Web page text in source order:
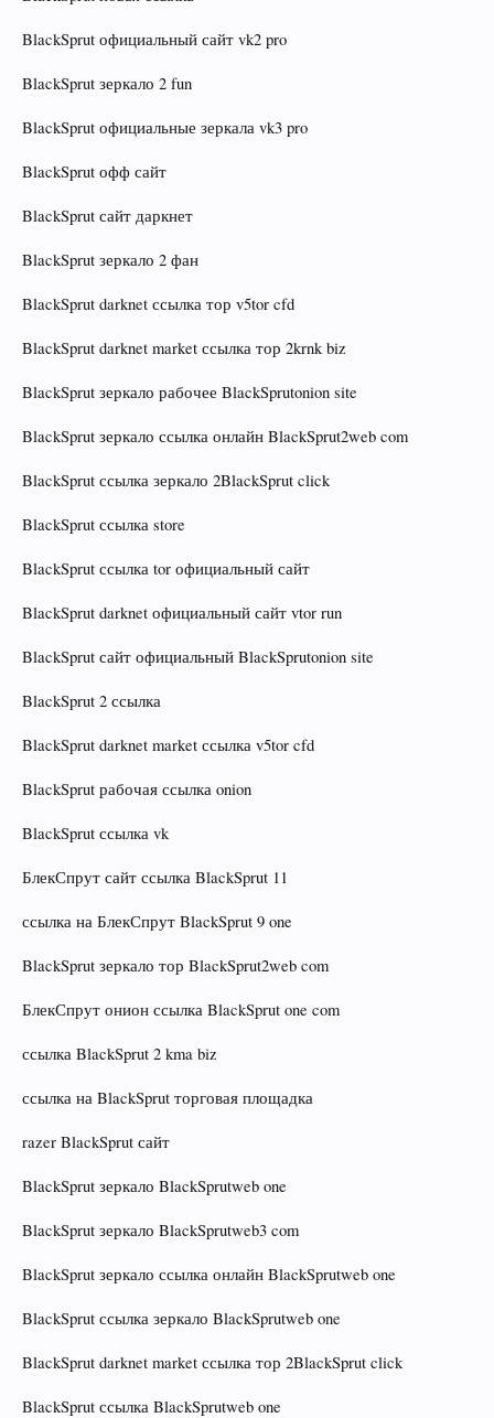
BlackSprut официальный сайт vk2 pro
BlackSprut зеркало 2 fun
BlackSprut официальные зеркала vk3 pro
BlackSprut офф сайт
BlackSprut сайт даркнет
BlackSprut зеркало 2 фан
BlackSprut darknet ссылка тор v5tor cfd
BlackSprut darknet market ссылка тор 2krnk biz
BlackSprut зеркало рабочее BlackSprutonion site
BlackSprut зеркало ссылка онлайн BlackSprut2web com
BlackSprut ссылка зеркало 2BlackSprut click
BlackSprut ссылка store
BlackSprut ссылка tor официальный сайт
BlackSprut darknet официальный сайт vtor run
BlackSprut сайт официальный BlackSprutonion site
BlackSprut 2 ссылка
BlackSprut darknet market ссылка v5tor cfd
BlackSprut рабочая ссылка onion
BlackSprut ссылка vk
БлекСпрут сайт ссылка BlackSprut 11
ссылка на БлекСпрут BlackSprut 9 one
BlackSprut зеркало тор BlackSprut2web com
БлекСпрут онион ссылка BlackSprut one com
ссылка BlackSprut 2 kma biz
ссылка на BlackSprut торговая площадка
razer BlackSprut сайт
BlackSprut зеркало BlackSprutweb one
BlackSprut зеркало BlackSprutweb3 com
BlackSprut зеркало ссылка онлайн BlackSprutweb one
BlackSprut ссылка зеркало BlackSprutweb one
BlackSprut darknet market ссылка тор 2BlackSprut click
BlackSprut ссылка BlackSprutweb one